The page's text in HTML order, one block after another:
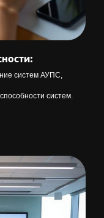
систем АУПС,
систем.